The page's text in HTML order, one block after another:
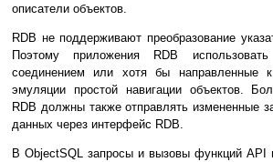
описатели объектов.
RDB не поддерживают преобразование
Поэтому приложения RDB
соединением или хотя бы направленные
эмуляции простой навигации объектов.
RDB должны также отправлять измененные
данных через интерфейс RDB.
В ObjectSQL запросы и вызовы функций API